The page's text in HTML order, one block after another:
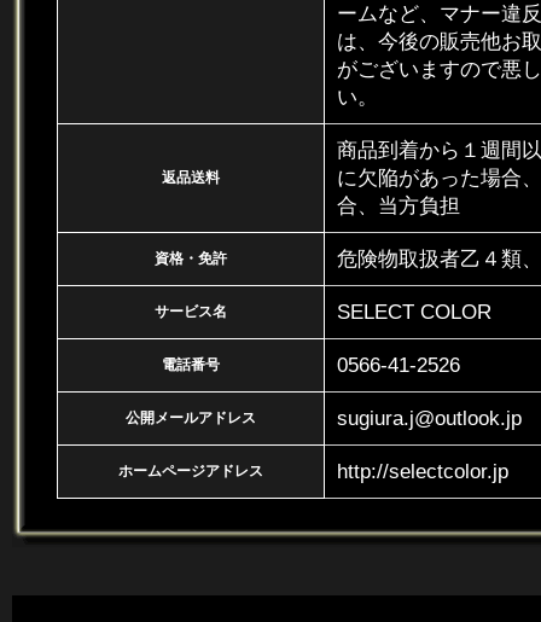
ームなど、マナー違
は、今後の販売他お
がございますので悪
い。
返品送料
商品到着から１週間
に欠陥があった場合
合、当方負担
資格・免許 危険物取扱者乙４類
サービス名 SELECT COLOR
電話番号 0566-41-2526
公開メールアドレス sugiura.j@outlook.jp
ホームページアドレス http://selectcolor.jp